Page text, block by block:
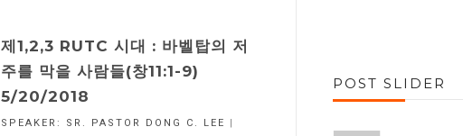
제1,2,3 RUTC 시대 : 바벨탑의 저
주를 막을 사람들(창11:1-9)
5/20/2018
SPEAKER: SR. PASTOR DONG C. LEE
|
POST SLIDER